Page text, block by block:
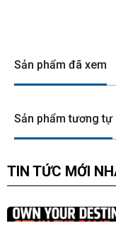
Sản phẩm đã xem
Sản phẩm tương tự
TIN TỨC MỚI